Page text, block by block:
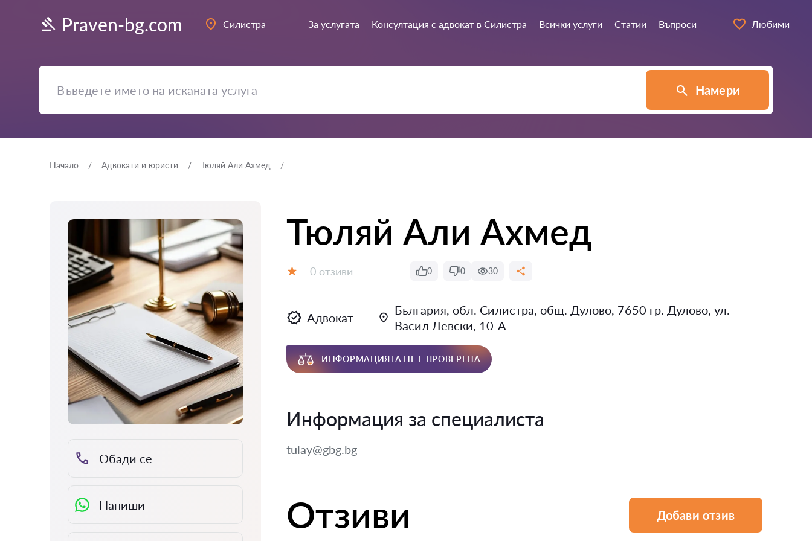
Praven-bg.com Силистра За услугата Консултация с адвокат в Силистра Всички услуги Статии Въпроси Любими
Намери
Начало Адвокати и юристи Тюляй Али Ахмед
Обади се
Напиши
Тюляй Али Ахмед
Отзиви:
0 отзиви 0 0 30
Адвокат
България, обл. Силистра, общ. Дулово, 7650 гр. Дулово, ул.
Васил Левски, 10-А
ИНФОРМАЦИЯТА НЕ Е ПРОВЕРЕНА
Информация за специалиста
tulay@gbg.bg
Отзиви Добави отзив